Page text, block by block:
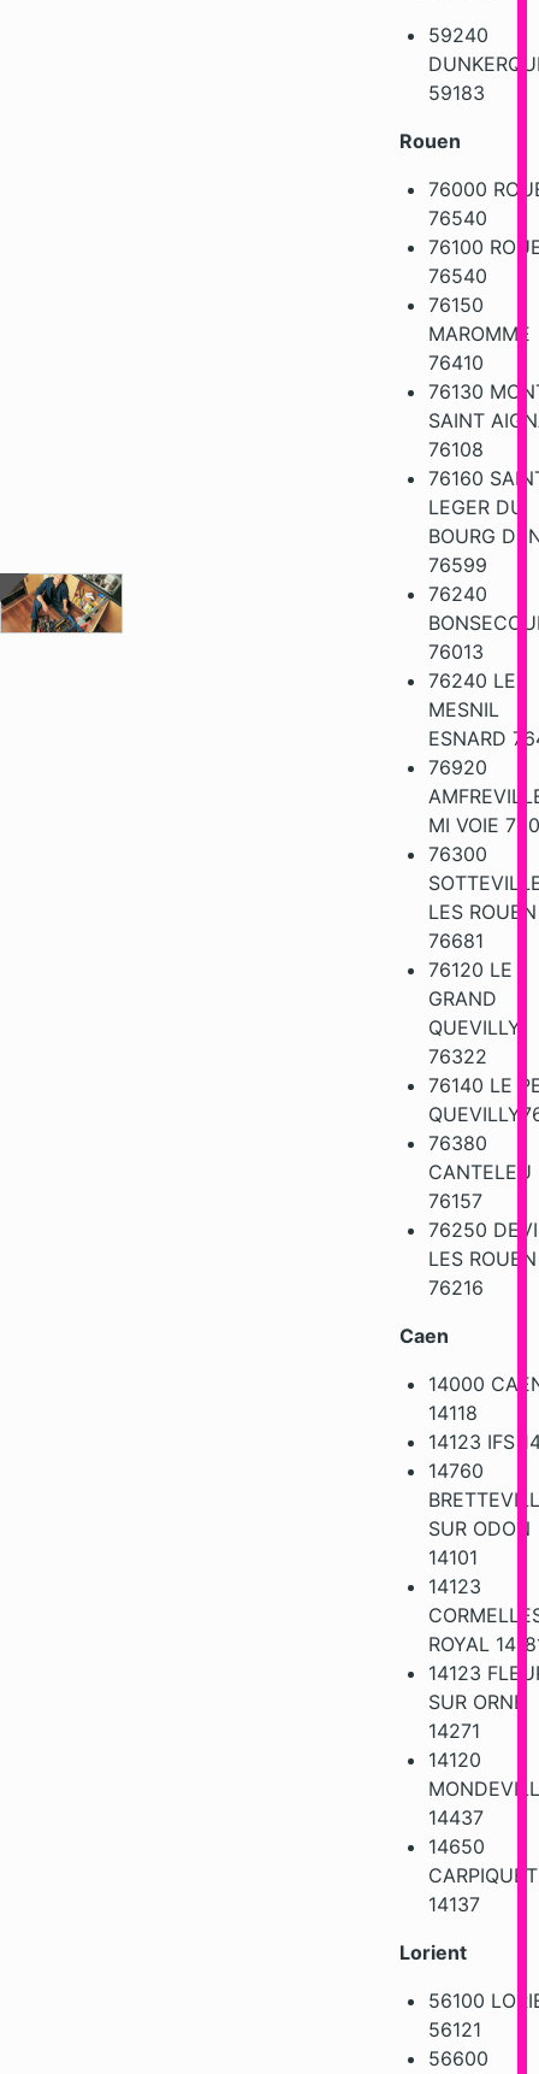
59240
59183
Rouen
76000
76540
76100
76540
76150
MAROMME
76410
76130
SAINT
76108
76160
LEGER DU
BOURG
76599
76240
76013
76240 LE
MESNIL
ESNARD
76920
MI VOIE
76300
LES ROUEN
76681
76120 LE
GRAND
QUEVILLY
76322
76140 LE
76380
CANTELEU
76157
76250
LES ROUEN
76216
Caen
14000
14118
14123 IFS
14760
SUR ODON
14101
14123
ROYAL
14123
SUR ORNE
14271
14120
14437
14650
CARPIQUET
14137
Lorient
56100
56121
56600